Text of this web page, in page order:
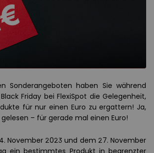
Sonderangeboten haben Sie während
Friday bei FlexiSpot die Gelegenheit,
für nur einen Euro zu ergattern! Ja,
– für gerade mal einen Euro!
November 2023 und dem 27. November
ein bestimmtes Produkt in begrenzter